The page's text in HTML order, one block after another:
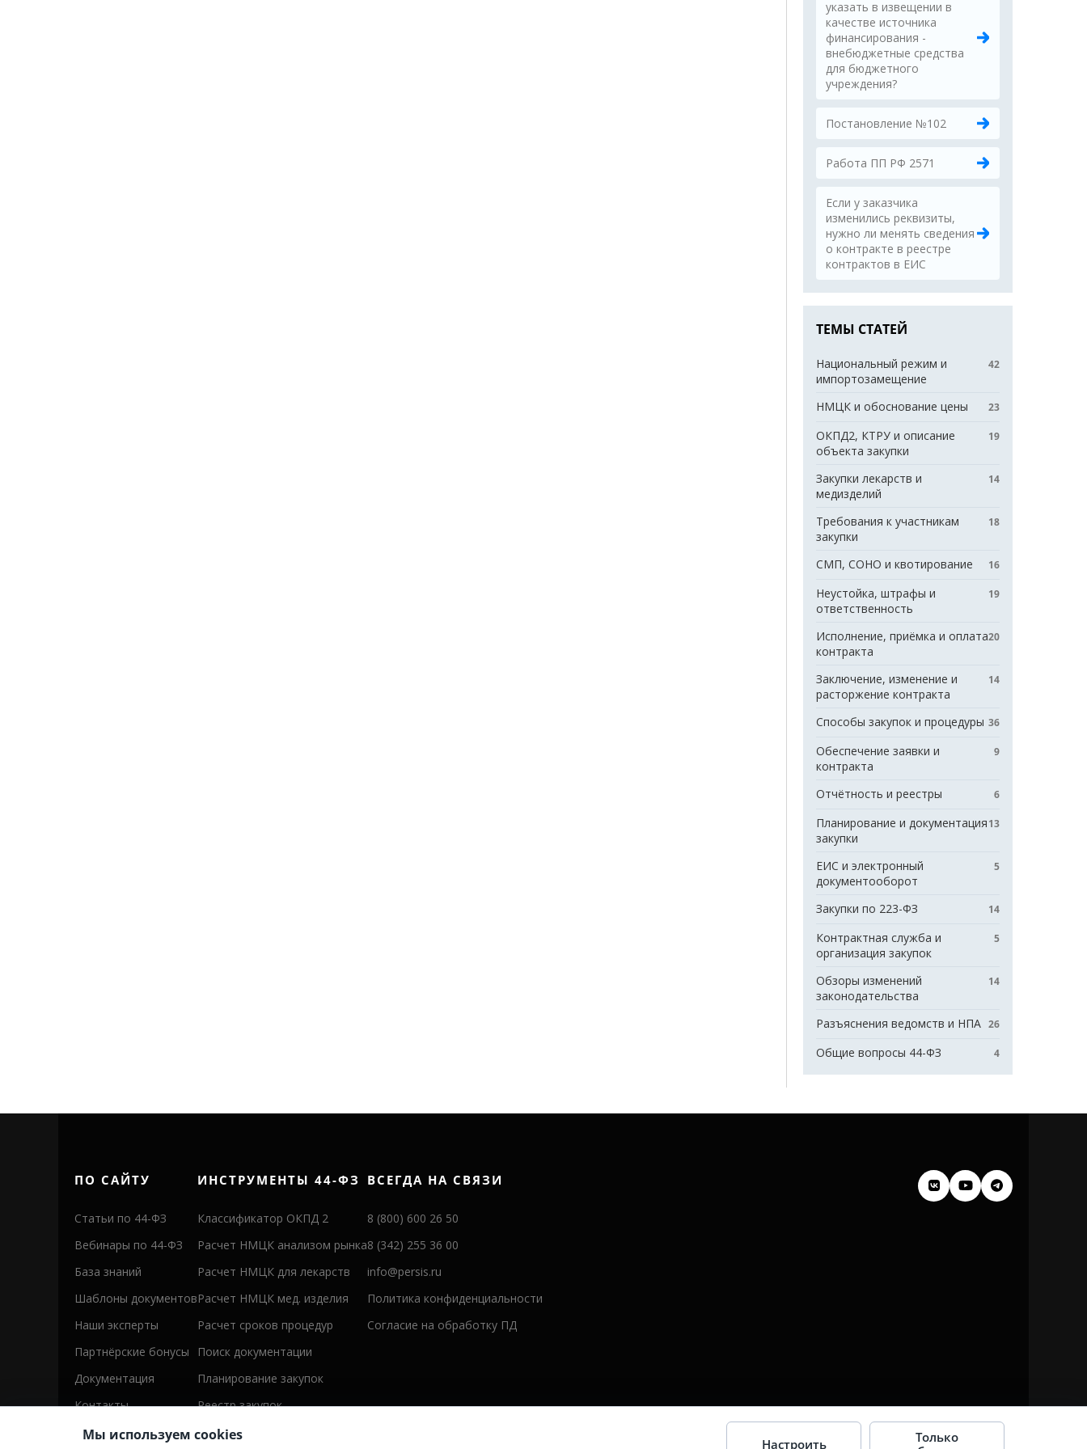
указать в извещении в
качестве источника
финансирования -
внебюджетные средства
для бюджетного
учреждения?
Постановление №102
Работа ПП РФ 2571
Если у заказчика
изменились реквизиты,
нужно ли менять сведения
о контракте в реестре
контрактов в ЕИС
ТЕМЫ СТАТЕЙ
Национальный режим и
импортозамещение
42
НМЦК и обоснование цены 23
ОКПД2, КТРУ и описание
объекта закупки
19
Закупки лекарств и
медизделий
14
Требования к участникам
закупки
18
СМП, СОНО и квотирование 16
Неустойка, штрафы и
ответственность
19
Исполнение, приёмка и оплата
контракта
20
Заключение, изменение и
расторжение контракта
14
Способы закупок и процедуры 36
Обеспечение заявки и
контракта
9
Отчётность и реестры 6
Планирование и документация
закупки
13
ЕИС и электронный
документооборот
5
Закупки по 223-ФЗ 14
Контрактная служба и
организация закупок
5
Обзоры изменений
законодательства
14
Разъяснения ведомств и НПА 26
Общие вопросы 44-ФЗ 4
ПО САЙТУ
Статьи по 44-ФЗ
Вебинары по 44-ФЗ
База знаний
Шаблоны документов
Наши эксперты
Партнёрские бонусы
Документация
Контакты
ИНСТРУМЕНТЫ 44-ФЗ
Классификатор ОКПД 2
Расчет НМЦК анализом рынка
Расчет НМЦК для лекарств
Расчет НМЦК мед. изделия
Расчет сроков процедур
Поиск документации
Планирование закупок
Реестр закупок
ВСЕГДА НА СВЯЗИ
8 (800) 600 26 50
8 (342) 255 36 00
info@persis.ru
Политика конфиденциальности
Согласие на обработку ПД
Мы используем cookies
Настроить
Только